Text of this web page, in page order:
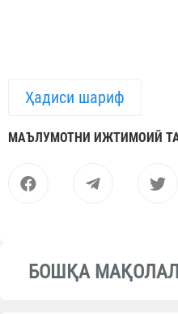
Ҳадиси шариф
МАЪЛУМОТНИ ИЖТИМОИЙ
БОШҚА